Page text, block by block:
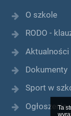
Ta
O szkole
RODO -
Aktualności
Dokumenty
Sport w
Ogłoszenia